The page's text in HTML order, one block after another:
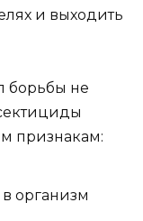
и выходить
борьбы не
признакам:
организм